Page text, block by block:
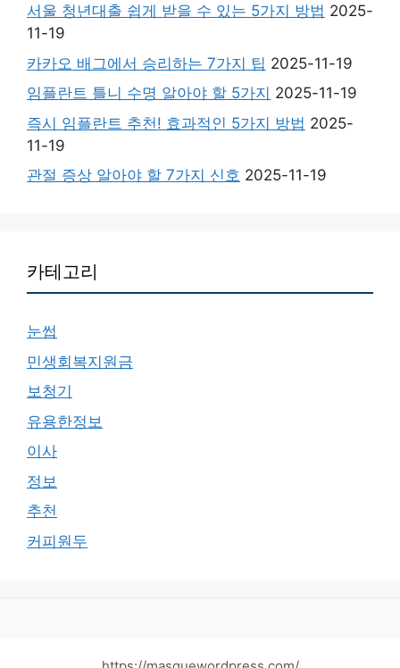
서울 청년대출 쉽게 받을 수 있는 5가지 방법 2025-
11-19
카카오 배그에서 승리하는 7가지 팁 2025-11-19
임플란트 틀니 수명 알아야 할 5가지 2025-11-19
즉시 임플란트 추천! 효과적인 5가지 방법 2025-
11-19
관절 증상 알아야 할 7가지 신호 2025-11-19
카테고리
눈썹
민생회복지원금
보청기
유용한정보
이사
정보
추천
커피원두